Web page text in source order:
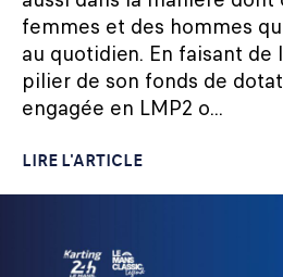
femmes et des hommes
au quotidien. En faisant de
pilier de son fonds de
engagée en LMP2 o...
LIRE L'ARTICLE